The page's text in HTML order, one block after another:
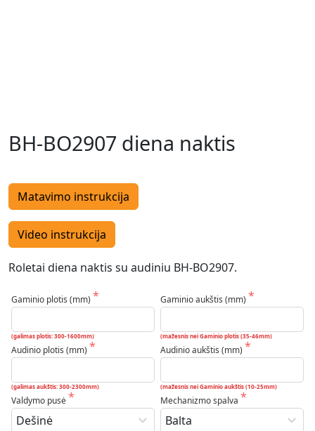
BH-BO2907 diena naktis
Matavimo instrukcija
Video instrukcija
Roletai diena naktis su audiniu BH-BO2907.
Gaminio plotis (mm)
(galimas plotis: 300-1600mm)
Audinio plotis (mm)
(galimas aukštis: 300-2300mm)
Valdymo pusė
Gaminio aukštis (mm)
(mažesnis nei Gaminio plotis (35-46mm)
Audinio aukštis (mm)
(mažesnis nei Gaminio aukštis (10-25mm)
Mechanizmo spalva